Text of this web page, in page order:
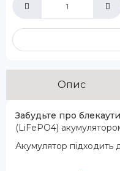
Опис
Забудьте про блекаути
(LiFePO4)
Акумулятор